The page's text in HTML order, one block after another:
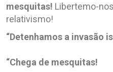
mesquitas! Libertemo-
relativismo!
“Detenhamos a invasão
“Chega de mesquitas!